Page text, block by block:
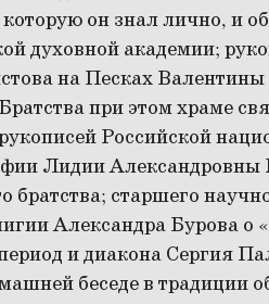
он знал лично, и
духовной академии;
на Песках
при этом храме
Российской
Лидии Александровны
братства; старшего
Александра Бурова о
и диакона Сергия
беседе в традиции